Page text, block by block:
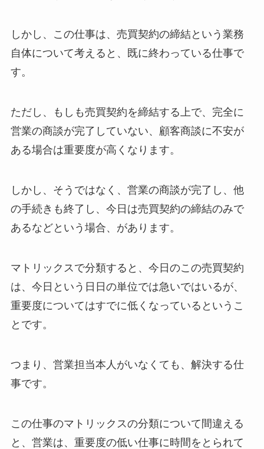
しかし、この仕事は、売買契約の締結という業務
自体について考えると、既に終わっている仕事で
す。
ただし、もしも売買契約を締結する上で、完全に
営業の商談が完了していない、顧客商談に不安が
ある場合は重要度が高くなります。
しかし、そうではなく、営業の商談が完了し、他
の手続きも終了し、今日は売買契約の締結のみで
あるなどという場合、があります。
マトリックスで分類すると、今日のこの売買契約
は、今日という日日の単位では急いではいるが、
重要度についてはすでに低くなっているというこ
とです。
つまり、営業担当本人がいなくても、解決する仕
事です。
この仕事のマトリックスの分類について間違える
と、営業は、重要度の低い仕事に時間をとられて